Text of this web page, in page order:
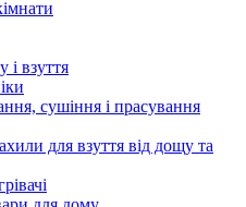
і взуття
сушіння і прасування
для взуття від дощу та